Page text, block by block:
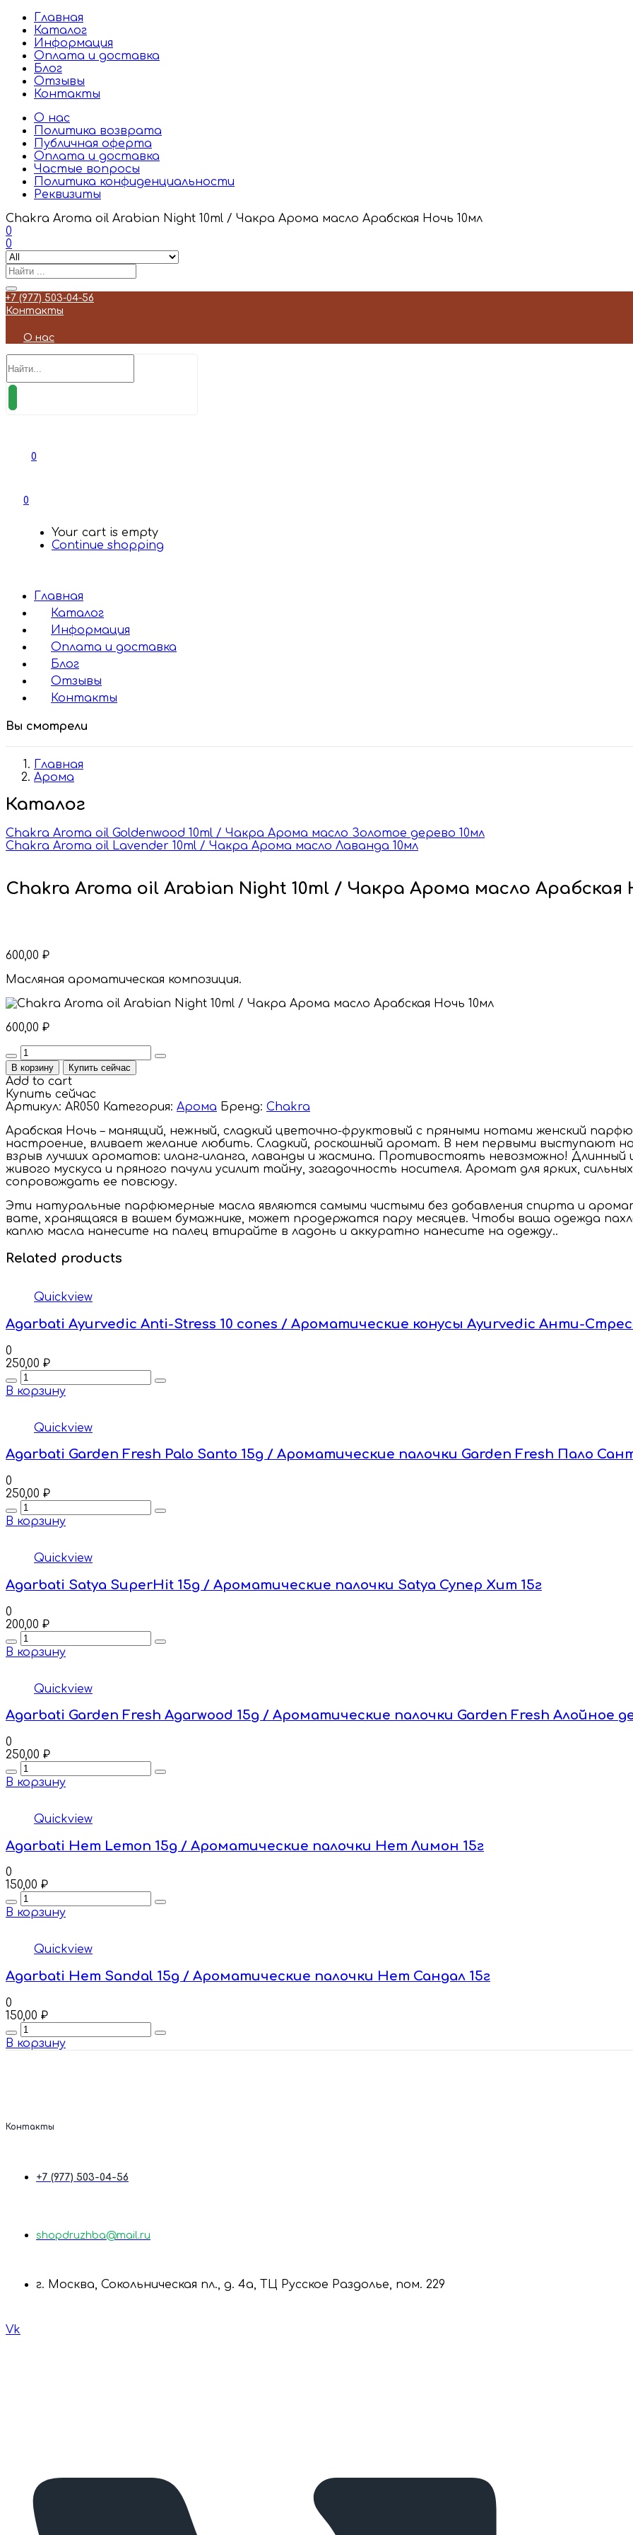
Главная
Каталог
Информация
Оплата и доставка
Блог
Отзывы
Контакты
О нас
Политика возврата
Публичная оферта
Оплата и доставка
Частые вопросы
Политика конфиденциальности
Реквизиты
Chakra Aroma oil Arabian Night 10ml / Чакра Арома масло Арабская Ночь 10мл
0
0
+7 (977) 503-04-56
Контакты
О нас
0
0
Your cart is empty
Continue shopping
Главная
Каталог
Информация
Оплата и доставка
Блог
Отзывы
Контакты
Вы смотрели
Главная
Арома
Каталог
Chakra Aroma oil Goldenwood 10ml / Чакра Арома масло Золотое дерево 10мл
Chakra Aroma oil Lavender 10ml / Чакра Арома масло Лаванда 10мл
Chakra Aroma oil Arabian Night 10ml / Чакра Арома масло Арабская
600,00 ₽
Масляная ароматическая композиция.
600,00 ₽
Quantity
В корзину Купить сейчас
Add to cart
Купить сейчас
Артикул: AR050 Категория: Арома Бренд: Chakra
Арабская Ночь – манящий, нежный, сладкий цветочно-фруктовый с пряными нотами женский
настроение, вливает желание любить. Сладкий, роскошный аромат. В нем первыми выступают
взрыв лучших ароматов: иланг-иланга, лаванды и жасмина. Противостоять невозможно! Длинный
живого мускуса и пряного пачули усилит тайну, загадочность носителя. Аромат для ярких,
сопровождать ее повсюду.
Эти натуральные парфюмерные масла являются самыми чистыми без добавления спирта и
вате, хранящаяся в вашем бумажнике, может продержатся пару месяцев. Чтобы ваша одежда
каплю масла нанесите на палец втирайте в ладонь и аккуратно нанесите на одежду..
Related products
Quickview
Agarbati Ayurvedic Anti-Stress 10 cones / Ароматические конусы Ayurvedic Анти-
0
250,00 ₽
Quantity
В корзину
Quickview
Agarbati Garden Fresh Palo Santo 15g / Ароматические палочки Garden Fresh Пало
0
250,00 ₽
Quantity
В корзину
Quickview
Agarbati Satya SuperHit 15g / Ароматические палочки Satya Супер Хит 15г
0
200,00 ₽
Quantity
В корзину
Quickview
Agarbati Garden Fresh Agarwood 15g / Ароматические палочки Garden Fresh Алойное
0
250,00 ₽
Quantity
В корзину
Quickview
Agarbati Hem Lemon 15g / Ароматические палочки Hem Лимон 15г
0
150,00 ₽
Quantity
В корзину
Quickview
Agarbati Hem Sandal 15g / Ароматические палочки Hem Сандал 15г
0
150,00 ₽
Quantity
В корзину
Контакты
+7 (977) 503-04-56
shopdruzhba@mail.ru
г. Москва, Сокольническая пл., д. 4а, ТЦ Русское Раздолье, пом. 229
Vk